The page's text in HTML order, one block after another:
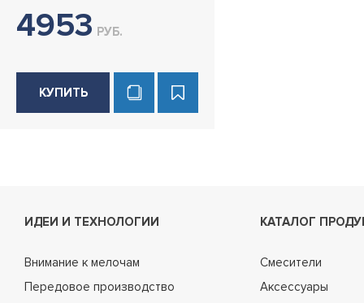
4953 РУБ.
КУПИТЬ
ИДЕИ И ТЕХНОЛОГИИ
Внимание к мелочам
Передовое производство
КАТАЛОГ
Смесители
Аксессуары